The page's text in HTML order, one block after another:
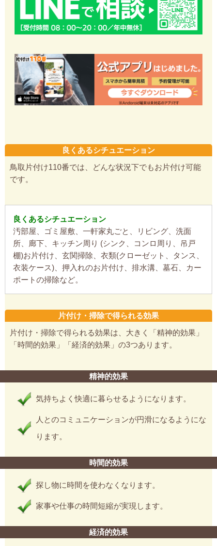
良くあるシチュエーション
鳥取片付け110番では、どんな状況下でもお片付け可能
です。
良くあるシチュエーション
汚部屋、ゴミ屋敷、一軒家丸ごと、リビング、洗面
所、廊下、キッチン周り (シンク、コンロ周り、吊戸
棚)お片付け、玄関掃除、衣類(クローゼット、タンス、
衣装ケース)、押入れのお片付け、排水溝、墓石、カー
ポートの掃除など。
片付け・掃除で得られる効果
片付け・掃除で得られる効果は、大きく「精神的効果」
「時間的効果」「経済的効果」の3つあります。
精神的効果
気持ちよく快適に暮らせるようになります。
人とのコミュニケーションが円滑になるようにな
ります。
時間的効果
探し物に時間を使わなくなります。
家事や仕事の時間短縮が実現します。
経済的効果